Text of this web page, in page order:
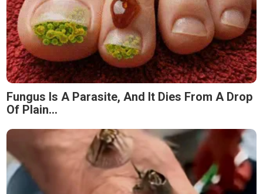
Fungus Is A Parasite, And It Dies From A Drop
Of Plain...